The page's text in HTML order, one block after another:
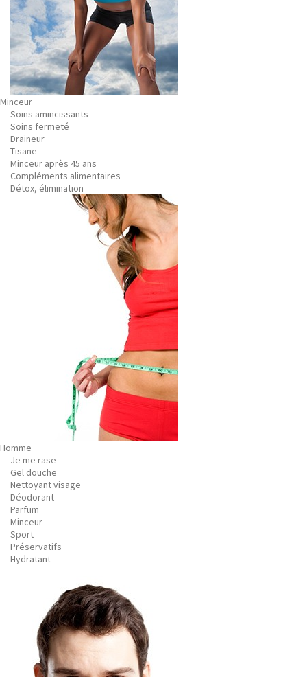
Minceur
Soins amincissants
Soins fermeté
Draineur
Tisane
Minceur après 45 ans
Compléments alimentaires
Détox, élimination
Homme
Je me rase
Gel douche
Nettoyant visage
Déodorant
Parfum
Minceur
Sport
Préservatifs
Hydratant